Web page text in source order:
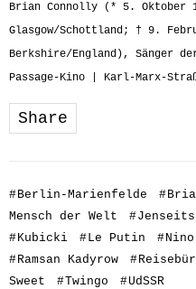
Brian Connolly (* 5. Oktober
Glasgow/Schottland; † 9.
Berkshire/England), Sänger
Passage-Kino | Karl-Marx-
Share
#Berlin-Marienfelde #
Mensch der Welt
#Jenseits
#Kubicki #Le Putin #
#Ramsan Kadyrow #
Sweet
#Twingo #UdSSR